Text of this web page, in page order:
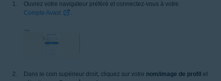
Ouvrez votre navigateur préféré et connectez-vous à votre
Compte Avast
.
Dans le coin supérieur droit, cliquez sur votre nom/image de profil et